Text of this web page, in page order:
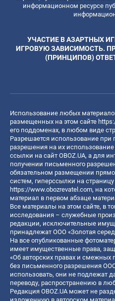
информационном ресурсе
УЧАСТИЕ В АЗАРТНЫХ
ИГРОВУЮ ЗАВИСИМОСТЬ.
(ПРИНЦИПОВ)
Использование любых
размещенных на этом сайте
его поддоменах, в любом виде
Разрешается использование при
разрешения на их
ссылки на сайт OBOZ.UA, а для
получении письменного
обязательном размещении
систем, гиперссылки на
https://www.obozrevatel.com, на
материал в первом абзаце
Все материалы на этом сайте, в
исследования – служебные
редакции, исключительные
принадлежат ООО «Золотая
На все опубликованные
имеет имущественные права,
«Об авторских правах и смежных
без письменного разрешения
использовать, они не подлежат
переводу, распространению в
Редакция OBOZ.UA может не